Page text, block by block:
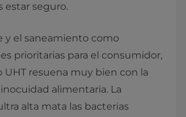
estar seguro.
y el saneamiento como
prioritarias para el consumidor,
resuena muy bien con la
alimentaria. La
alta mata las bacterias